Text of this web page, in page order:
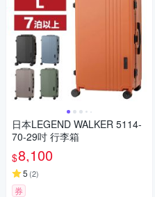
日本LEGEND WALKER 5114-
70-29吋 行李箱
$8,100
5 (2)
券